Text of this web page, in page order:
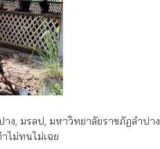
าง, มรลป, มหาวิทยาลัยราชภัฏลำปาง
ไม่ทนไม่เฉย